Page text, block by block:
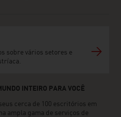
sobre vários setores e
INTEIRO PARA VOCÊ
cerca de 100 escritórios em
ampla gama de serviços de